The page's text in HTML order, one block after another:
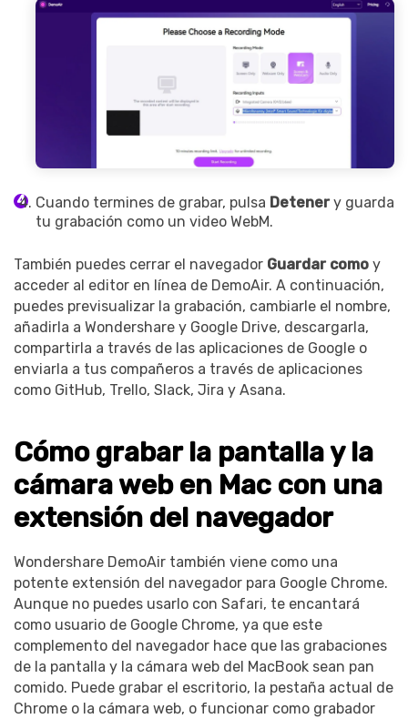
Cuando termines de grabar, pulsa Detenery guarda
tu grabación como un video WebM.
También puedes cerrar el navegador Guardar como y
acceder al editor en línea de DemoAir. A continuación,
puedes previsualizar la grabación, cambiarle el nombre,
añadirla a Wondershare y Google Drive, descargarla,
compartirla a través de las aplicaciones de Google o
enviarla a tus compañeros a través de aplicaciones
como GitHub, Trello, Slack, Jira y Asana.
Cómo grabar la pantalla y la
cámara web en Mac con una
extensión del navegador
Wondershare DemoAir también viene como una
potente extensión del navegador para Google Chrome.
Aunque no puedes usarlo con Safari, te encantará
como usuario de Google Chrome, ya que este
complemento del navegador hace que las grabaciones
de la pantalla y la cámara web del MacBook sean pan
comido. Puede grabar el escritorio, la pestaña actual de
Chrome o la cámara web, o funcionar como grabador